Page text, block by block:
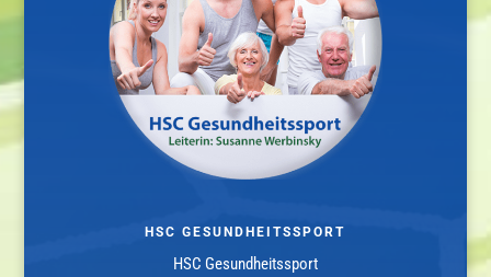
HSC GESUNDHEITSSPORT
HSC Gesundheitssport